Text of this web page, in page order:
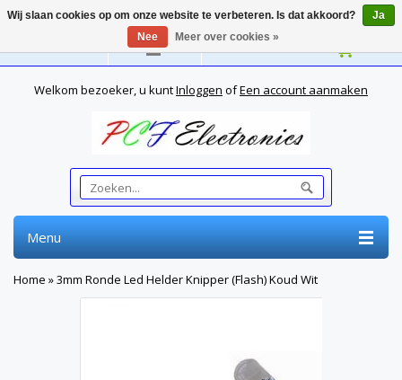
Nederlands
Welkom bezoeker, u kuntInloggen ofEen account aanmaken
Menu
Home »3mm Ronde Led Helder Knipper (Flash) Koud Wit
Wij slaan cookies op om onze website te verbeteren. Is dat akkoord?
Ja
Nee
Meer over cookies »